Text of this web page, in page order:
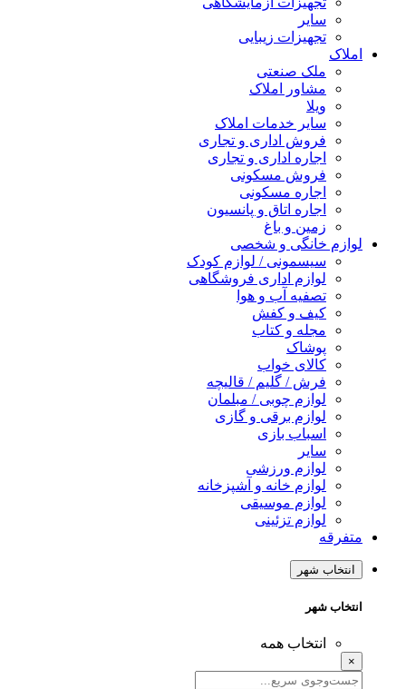
سایر
تجهیزات زیبایی
املاک
ملک صنعتی
مشاور املاک
ویلا
سایر خدمات املاک
فروش اداری و تجاری
اجاره اداری و تجاری
فروش مسکونی
اجاره مسکونی
اجاره اتاق و پانسیون
زمین و باغ
لوازم خانگی و شخصی
سیسمونی / لوازم کودک
لوازم اداری فروشگاهی
تصفیه آب و هوا
کیف و کفش
مجله و کتاب
پوشاک
کالای خواب
فرش / گلیم / قالیچه
لوازم چوبی / مبلمان
لوازم برقی و گازی
اسباب بازی
سایر
لوازم ورزشی
لوازم خانه و آشپزخانه
لوازم موسیقی
لوازم تزئینی
متفرقه
انتخاب شهر
انتخاب شهر
انتخاب همه
×